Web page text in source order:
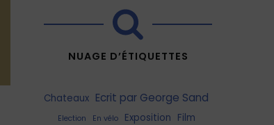
NUAGE D’ÉTIQUETTES
Chateaux Ecrit par George Sand
Election En vélo Exposition Film